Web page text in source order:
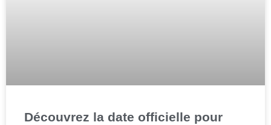
Découvrez la date officielle pour